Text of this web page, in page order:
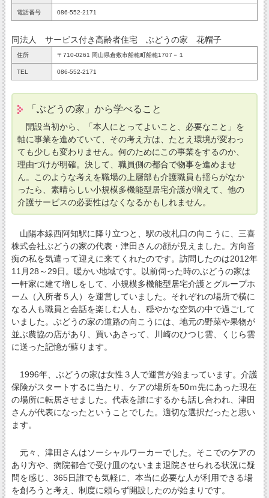
電話番号 086-552-2171
同法人 サービス付き高齢者住宅 ぶどうの家 花帽子
住所 〒710-0261 岡山県倉敷市船穂町船穂1707－１
TEL 086-552-2171
「ぶどうの家」から学べること
開設当初から、「本人にとってよいこと、必要なこと」を
軸に事業を進めていて、その考え方は、たとえ環境が変わっ
ても少しも変わりません。何のためにこの事業をするのか、
理由づけが明確。決して、職員側の都合で物事を進めませ
ん。このような考えを職場の上層部も介護職員も揺らがなか
ったら、素晴らしい小規模多機能型居宅介護が増えて、他の
介護サービスの必要性はなくなるかもしれません。
山陽本線西阿知駅に降り立つと、駅の改札口の向こうに、三喜
株式会社ぶどうの家の代表・津田さんの顔が見えました。方向音
痴の私を気遣って迎えに来てくれたのです。訪問したのは2012年
11月28～29日。暖かい地域です。以前伺った時のぶどうの家は
一軒家に建て増しをして、小規模多機能型居宅介護とグループホ
ーム（入所者５人）を運営していました。それぞれの場所で横に
なる人も職員と会話を楽しむ人も、穏やかな空気の中で過ごして
いました。ぶどうの家の道路の向こうには、地元の野菜や果物が
並ぶ農協の店があり、買いあさって、川崎のひつじ雲、くじら雲
に送った記憶が蘇ります。
1996年、ぶどうの家は女性３人で運営が始まっています。介護
保険がスタートするに当たり、ケアの場所を50ｍ先にあった現在
の場所に転居させました。代表を誰にするかも話し合われ、津田
さんが代表になったということでした。適切な選択だったと思い
ます。
元々、津田さんはソーシャルワーカーでした。そこでのケアの
あり方や、病院都合で受け皿のないまま退院させられる状況に疑
問を感じ、365日誰でも気軽に、本当に必要な人が利用できる場
を創ろうと考え、制度に頼らず開設したのが始まりです。